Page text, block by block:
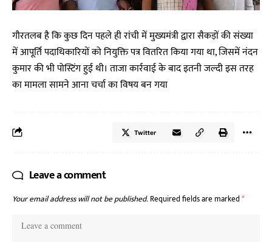
गौरतलब है कि कुछ दिन पहले ही रांची में मुख्यमंत्री द्वारा सैकड़ों की संख्या
में आपूर्ति पदाधिकारियों को नियुक्ति पत्र वितरित किया गया था, जिसमें नंदन
कुमार की भी पोस्टिंग हुई थी। ताजा कार्रवाई के बाद इतनी जल्दी इस तरह
का मामला सामने आना चर्चा का विषय बन गया
Twitter
Leave a comment
Your email address will not be published.Required fields are marked*